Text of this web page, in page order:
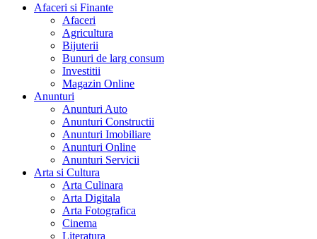
Afaceri si Finante
Afaceri
Agricultura
Bijuterii
Bunuri de larg consum
Investitii
Magazin Online
Anunturi
Anunturi Auto
Anunturi Constructii
Anunturi Imobiliare
Anunturi Online
Anunturi Servicii
Arta si Cultura
Arta Culinara
Arta Digitala
Arta Fotografica
Cinema
Literatura